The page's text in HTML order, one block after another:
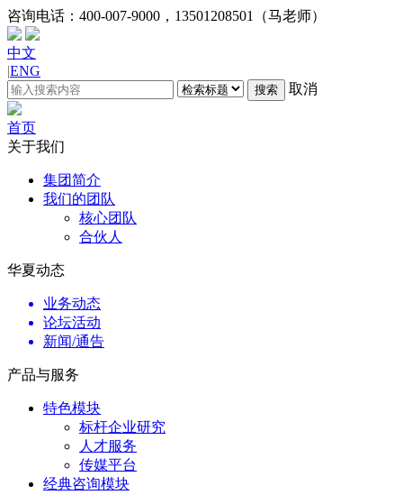
咨询电话： 400-007-9000，13501208501（马老师）
中文
|ENG
搜索 取消
首页
关于我们
集团简介
我们的团队
核心团队
合伙人
华夏动态
业务动态
论坛活动
新闻/通告
产品与服务
特色模块
标杆企业研究
人才服务
传媒平台
经典咨询模块